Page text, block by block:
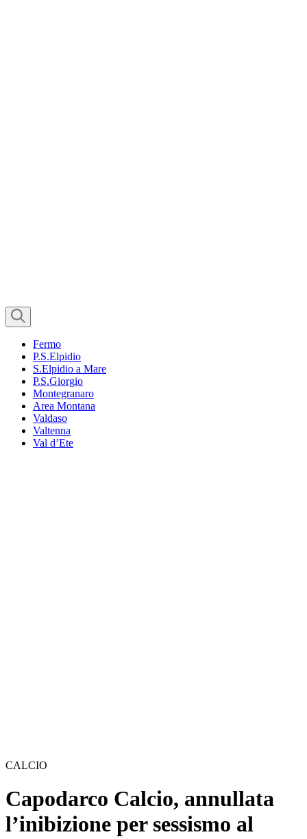
Fermo
P.S.Elpidio
S.Elpidio a Mare
P.S.Giorgio
Montegranaro
Area Montana
Valdaso
Valtenna
Val d’Ete
CALCIO
Capodarco Calcio, annullata
l’inibizione per sessismo al